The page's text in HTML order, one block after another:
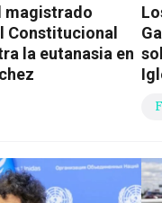
magistrado
Constitucional
la eutanasia en